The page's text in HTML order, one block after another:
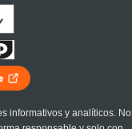
informativos y analíticos. No